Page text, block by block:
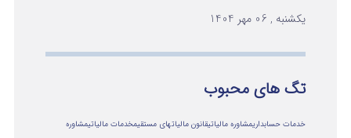
یکشنبه , 06 مهر 1404
تگ های محبوب
خدمات حسابداریمشاوره مالیاتیقانون مالیاتهای مستقیمخدمات مالیاتیمشاوره